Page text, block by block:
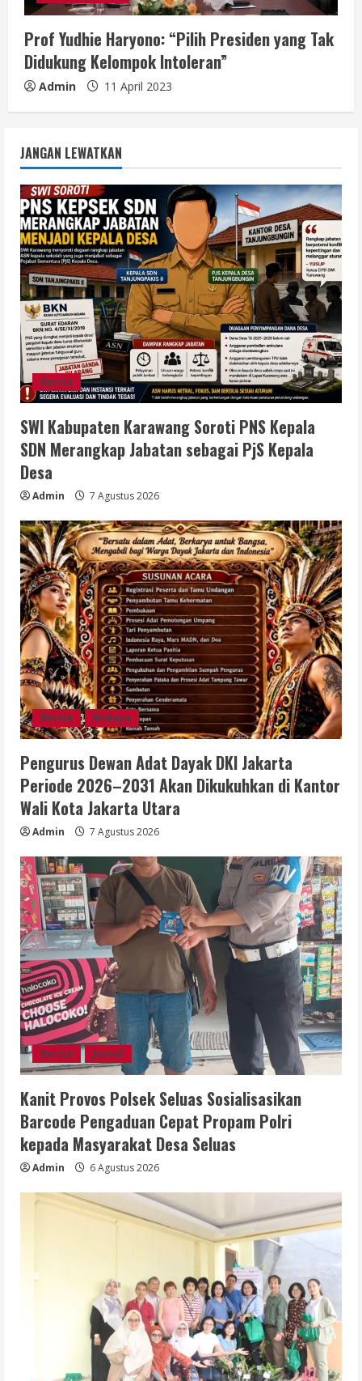
Prof Yudhie Haryono: “Pilih Presiden yang Tak
Didukung Kelompok Intoleran”
Admin 11 April 2023
JANGAN LEWATKAN
Berita
SWI Kabupaten Karawang Soroti PNS Kepala
SDN Merangkap Jabatan sebagai PjS Kepala
Desa
Admin 7 Agustus 2026
Berita Budaya
Pengurus Dewan Adat Dayak DKI Jakarta
Periode 2026–2031 Akan Dikukuhkan di Kantor
Wali Kota Jakarta Utara
Admin 7 Agustus 2026
Berita Jurnal
Kanit Provos Polsek Seluas Sosialisasikan
Barcode Pengaduan Cepat Propam Polri
kepada Masyarakat Desa Seluas
Admin 6 Agustus 2026